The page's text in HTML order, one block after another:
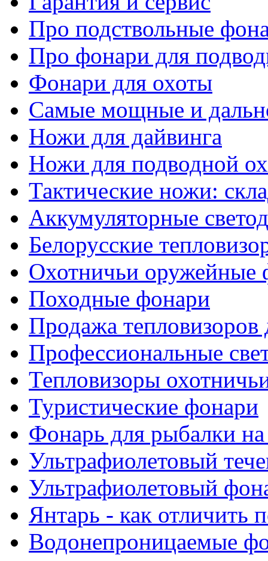
Про подствольные
Про фонари для
Фонари для охоты
Самые мощные и
Ножи для дайвинга
Ножи для подводной
Тактические ножи:
Аккумуляторные
Белорусские
Охотничьи оружейные
Походные фонари
Продажа тепловизоров
Профессиональные
Тепловизоры
Туристические фонари
Фонарь для рыбалки на
Ультрафиолетовый
Ультрафиолетовый
Янтарь - как отличить
Водонепроницаемые